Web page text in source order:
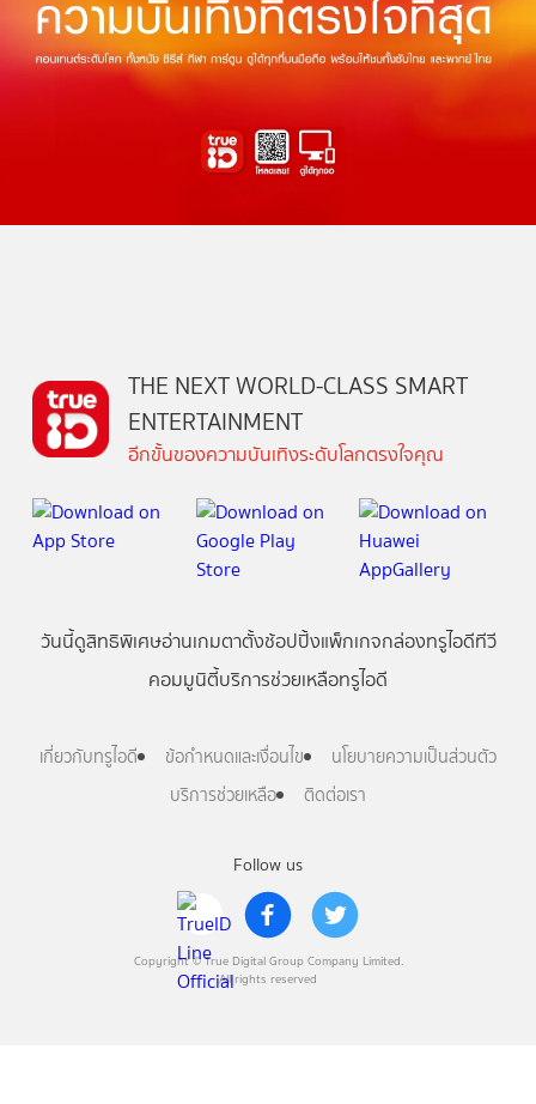
Follow us
Copyright © True Digital Group Company Limited.
All rights reserved
THE NEXT WORLD-CLASS SMART
ENTERTAINMENT
อีกขั้นของความบันเทิงระดับโลกตรงใจคุณ
วันนี้ดูสิทธิพิเศษอ่านเกมตาตั้งช้อปปิ้งแพ็กเกจกล่องทรูไอดีทีวี
คอมมูนิตี้บริการช่วยเหลือทรูไอดี
เกี่ยวกับทรูไอดี ข้อกำหนดและเงื่อนไข
นโยบายความเป็นส่วนตัว
บริการช่วยเหลือ
ติดต่อเรา